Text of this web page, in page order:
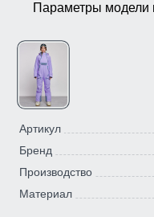
Параметры модели
Артикул
Бренд
Производство
Материал